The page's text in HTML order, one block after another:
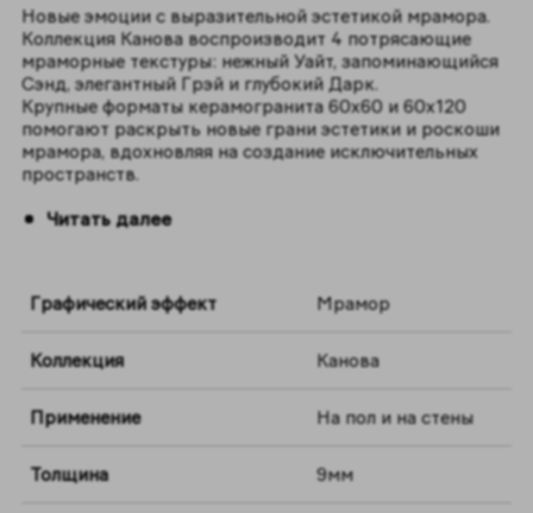
Новые эмоции с выразительной эстетикой мрамора.
Коллекция Канова воспроизводит 4 потрясающие
мраморные текстуры: нежный Уайт, запоминающийся
Сэнд, элегантный Грэй и глубокий Дарк.
Крупные форматы керамогранита 60х60 и 60х120
помогают раскрыть новые грани эстетики и роскоши
мрамора, вдохновляя на создание исключительных
пространств.
Читать далее
Графический эффект Мрамор
Коллекция Канова
Применение На пол и на стены
Толщина 9мм